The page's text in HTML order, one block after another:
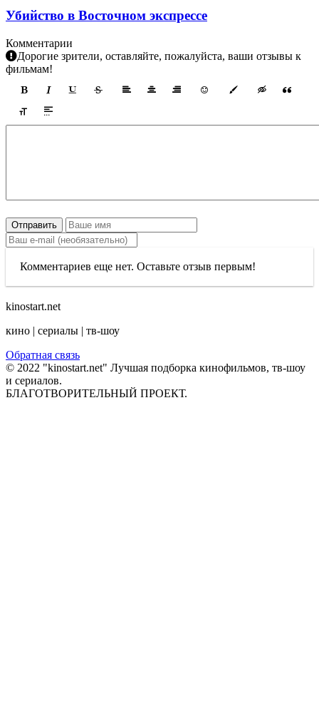
Убийство в Восточном экспрессе
Комментарии
Дорогие зрители, оставляйте, пожалуйста, ваши отзывы к
фильмам!
Отправить
Комментариев еще нет. Оставьте отзыв первым!
kinostart.net
кино | сериалы | тв-шоу
Обратная связь
© 2022 "kinostart.net" Лучшая подборка кинофильмов, тв-шоу
и сериалов.
БЛАГОТВОРИТЕЛЬНЫЙ ПРОЕКТ.